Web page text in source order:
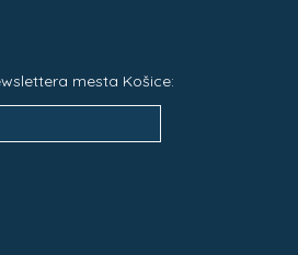
mesta Košice: